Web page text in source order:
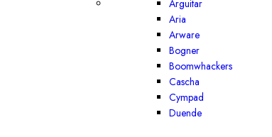
Arguitar
Aria
Arware
Bogner
Boomwhackers
Cascha
Cympad
Duende